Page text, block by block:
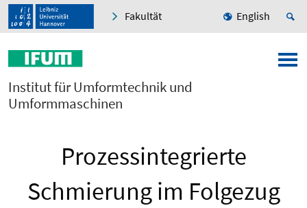
Fakultät English
Institut für Umformtechnik und
Umformmaschinen
Prozessintegrierte
Schmierung im Folgezug